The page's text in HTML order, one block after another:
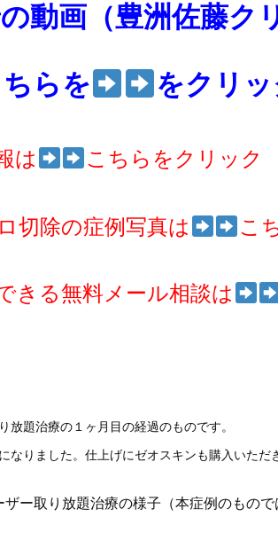
動画（豊洲佐藤ク
らを をクリッ
は こちらをクリック
切除の症例写真は こ
きる無料メール相談は
放題治療の１ヶ月目の経過のものです。
なりました。仕上げにゼオスキンも購入いただ
ー取り放題治療の様子（本症例のもので